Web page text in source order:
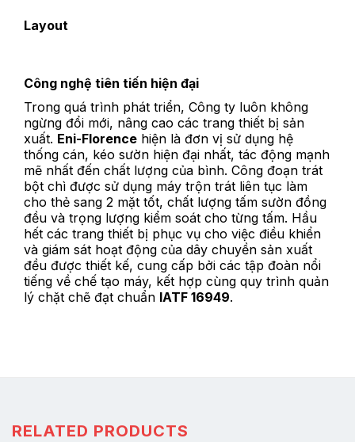
Layout
Công nghệ tiên tiến hiện đại
Trong quá trình phát triển, Công ty luôn không
ngừng đổi mới, nâng cao các trang thiết bị sản
xuất. Eni-Florence hiện là đơn vị sử dụng hệ
thống cán, kéo sườn hiện đại nhất, tác động mạnh
mẽ nhất đến chất lượng của bình. Công đoạn trát
bột chì được sử dụng máy trộn trát liên tục làm
cho thẻ sang 2 mặt tốt, chất lượng tấm sườn đồng
đều và trọng lượng kiểm soát cho từng tấm. Hầu
hết các trang thiết bị phục vụ cho việc điều khiển
và giám sát hoạt động của dây chuyền sản xuất
đều được thiết kế, cung cấp bởi các tập đoàn nổi
tiếng về chế tạo máy, kết hợp cùng quy trình quản
lý chặt chẽ đạt chuẩn IATF 16949.
RELATED PRODUCTS